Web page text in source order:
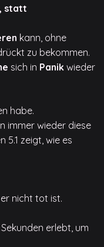
statt
kann, ohne
zu bekommen.
sich in Panik wieder
habe.
immer wieder diese
5.1 zeigt, wie es
nicht tot ist.
erlebt, um